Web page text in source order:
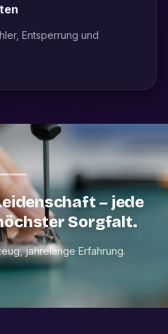
Entsperrung und
– jede
Sorgfalt.
jahrelange Erfahrung.